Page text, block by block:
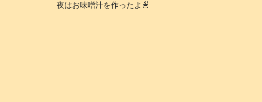
夜はお味噌汁を作ったよ🍜